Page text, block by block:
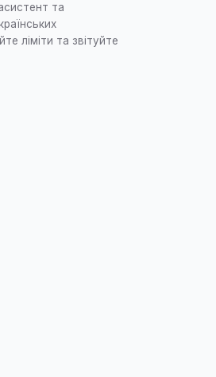
та
ліміти та звітуйте